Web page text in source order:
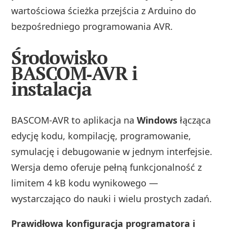
wartościowa ścieżka przejścia z Arduino do
bezpośredniego programowania AVR.
Środowisko
BASCOM‑AVR i
instalacja
BASCOM‑AVR to aplikacja naWindows łącząca
edycję kodu, kompilację, programowanie,
symulację i debugowanie w jednym interfejsie.
Wersja demo oferuje pełną funkcjonalność z
limitem 4 kB kodu wynikowego —
wystarczająco do nauki i wielu prostych zadań.
Prawidłowa konfiguracja programatora i